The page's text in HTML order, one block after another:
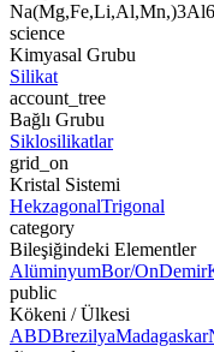
science
Kimyasal Grubu
Silikat
account_tree
Bağlı Grubu
Siklosilikatlar
grid_on
Kristal Sistemi
HekzagonalTrigonal
category
Bileşiğindeki Elementler
AlüminyumBor/OnDemir
public
Kökeni / Ülkesi
ABDBrezilyaMadagaskar